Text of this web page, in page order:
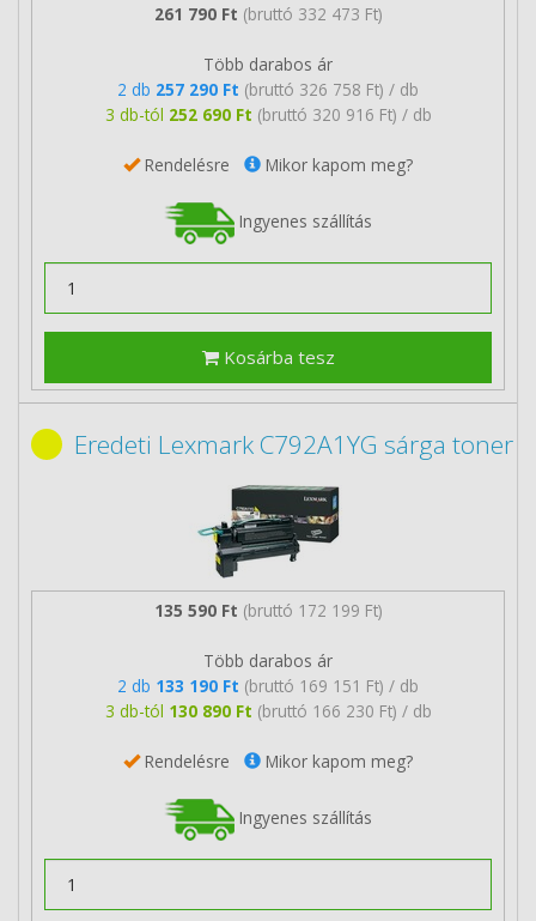
261 790 Ft (bruttó 332 473 Ft)
Több darabos ár
2 db 257 290 Ft (bruttó 326 758 Ft) / db
3 db-tól 252 690 Ft (bruttó 320 916 Ft) / db
Rendelésre Mikor kapom meg?
Ingyenes szállítás
Kosárba tesz
Eredeti Lexmark C792A1YG sárga toner
135 590 Ft (bruttó 172 199 Ft)
Több darabos ár
2 db 133 190 Ft (bruttó 169 151 Ft) / db
3 db-tól 130 890 Ft (bruttó 166 230 Ft) / db
Rendelésre Mikor kapom meg?
Ingyenes szállítás